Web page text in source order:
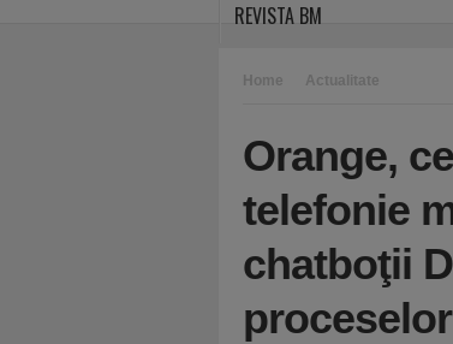
REVISTA BM
Home Actualitate
Orange,
telefonie
chatboţii